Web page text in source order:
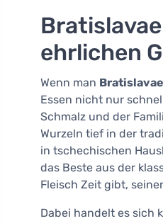
ehrlichen
Wenn man
Essen nicht nur
Schmalz und der
Wurzeln tief in der
in tschechischen
das Beste aus der
Fleisch Zeit gibt,
Dabei handelt es sich